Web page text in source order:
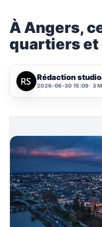
À Angers,
quartiers et
Rédaction
2026-06-30 15:09 3